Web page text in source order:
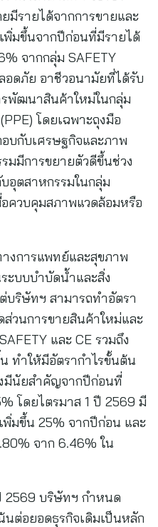
มีรายได้จากการขายและ
พิ่มขึ้นจากปีก่อนที่มีรายได้
จากกลุ่ม SAFETY
อดภัย อาชีวอนามัยที่ได้รับ
พัฒนาสินค้าใหม่ในกลุ่ม
โดยเฉพาะถุงมือ
บกับเศรษฐกิจและภาพ
มมีการขยายตัวดีขึ้นช่วง
อุตสาหกรรมในกลุ่ม
ควบคุมสภาพแวดล้อมหรือ
งการแพทย์และสุขภาพ
ะบบบำบัดน้ำและสิ่ง
บริษัทฯ สามารถทำอัตรา
ส่วนการขายสินค้าใหม่และ
และ CE รวมถึง
ทำให้มีอัตรากำไรขั้นต้น
มีนัยสำคัญจากปีก่อนที่
โดยไตรมาส 1 ปี 2569 มี
มขึ้น 25% จากปีก่อน และ
จาก 6.46% ใน
2569 บริษัทฯ กำหนด
นต่อยอดธุรกิจเดิมเป็นหลัก